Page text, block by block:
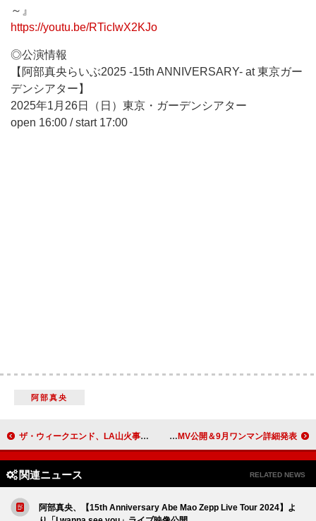
～』
https://youtu.be/RTicIwX2KJo
◎公演情報
【阿部真央らいぶ2025 -15th ANNIVERSARY- at 東京ガー
デンシアター】
2025年1月26日（日）東京・ガーデンシアター
open 16:00 / start 17:00
阿部真央
ザ・ウィークエンド、LA山火事の救援活動に約1億5600万円を寄付 NakamuraEmi、新曲「MICHIKUSA」MV公開＆9月ワンマン詳細発表
関連ニュース RELATED NEWS
阿部真央、【15th Anniversary Abe Mao Zepp Live Tour 2024】よ